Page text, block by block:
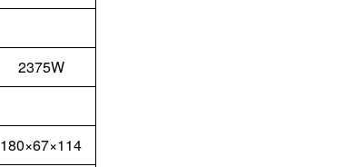
2375W
180×67×114